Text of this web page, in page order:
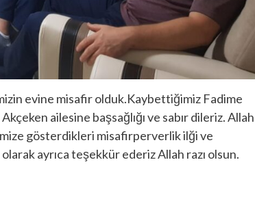
evine misafir olduk.Kaybettiğimiz Fadime
ailesine başsağlığı ve sabır dileriz. Allah
gösterdikleri misafirperverlik ilği ve
ayrıca teşekkür ederiz Allah razı olsun.